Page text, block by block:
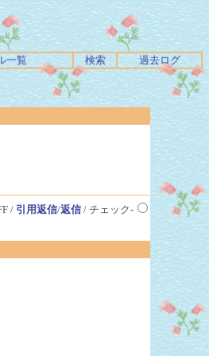
一覧 検索 過去ログ
/ 引用返信/返信/ チェック-